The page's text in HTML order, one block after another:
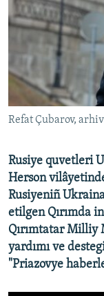
Русский
Українською
QOŞULIÑIZ!
Refat Çubarov, arhiv
Rusiye quvetleri
Herson
Rusiyeniñ
etilgen Qırımda
Qırımtatar Milliy
yardımı ve
"Priazovye